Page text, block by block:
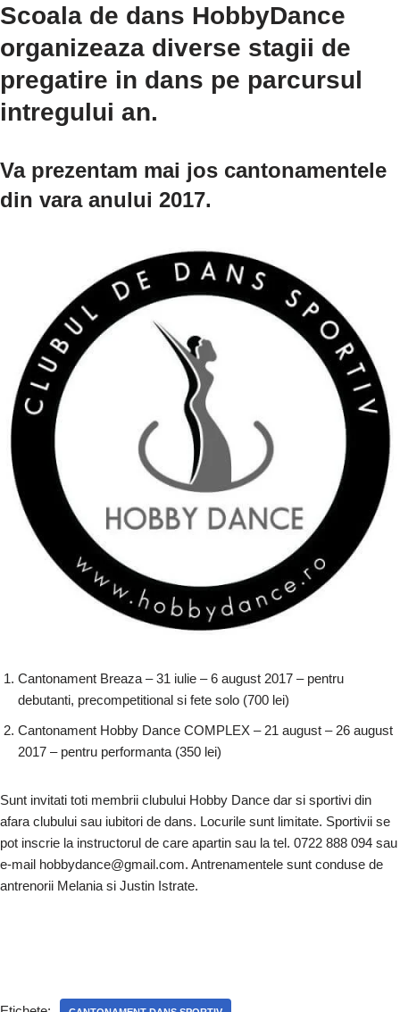
c
e
b
o
k
k
e
dI
n
d
di
t
tt
er
at
s
A
e
gr
a
p
y
Li
ta
je
a
Scoala de dans HobbyDance
organizeaza diverse stagii de
pregatire in dans pe parcursul
intregului an.
Va prezentam mai jos cantonamentele
din vara anului 2017.
Cantonament Breaza – 31 iulie – 6 august 2017 – pentru
debutanti, precompetitional si fete solo (700 lei)
Cantonament Hobby Dance COMPLEX – 21 august – 26 august
2017 – pentru performanta (350 lei)
Sunt invitati toti membrii clubului Hobby Dance dar si sportivi din
afara clubului sau iubitori de dans. Locurile sunt limitate. Sportivii se
pot inscrie la instructorul de care apartin sau la tel. 0722 888 094 sau
e-mail hobbydance@gmail.com. Antrenamentele sunt conduse de
antrenorii Melania si Justin Istrate.